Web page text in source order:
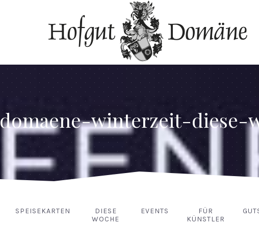
domaene-winterzeit-diese-
SPEISEKARTEN
DIESE
WOCHE
EVENTS
FÜR
KÜNSTLER